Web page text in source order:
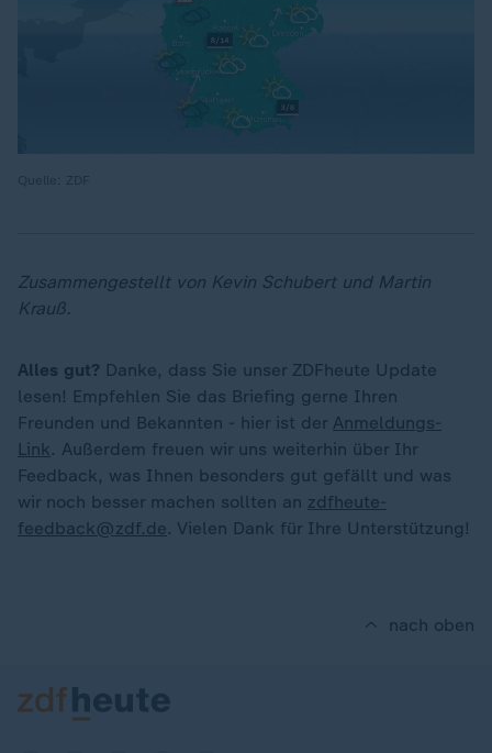
Zusammengestellt von Kevin Schubert und Martin
Krauß.
Alles gut? Danke, dass Sie unser ZDFheute Update
lesen! Empfehlen Sie das Briefing gerne Ihren
Freunden und Bekannten - hier ist der Anmeldungs-
Link. Außerdem freuen wir uns weiterhin über Ihr
Feedback, was Ihnen besonders gut gefällt und was
wir noch besser machen sollten an zdfheute-
feedback@zdf.de. Vielen Dank für Ihre Unterstützung!
nach oben